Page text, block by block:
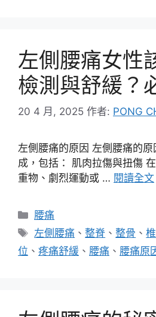
左側腰痛女性
檢測與舒緩？
20 4 月, 2025 作者: PONG
左側腰痛的原因 左側腰痛的
成，包括： 肌肉拉傷與扭傷
重物、劇烈運動或 … 閱讀全文
分
類
腰痛
標
籤
左側腰痛 、整脊 、整骨 、
位 、 疼痛舒緩 、 腰痛 、 腰痛原